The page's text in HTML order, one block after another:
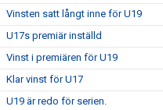
Vinsten satt långt inne för U19
U17s premiär inställd
Vinst i premiären för U19
Klar vinst för U17
U19 är redo för serien.